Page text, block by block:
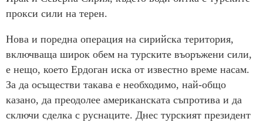
прокси сили на терен.
Нова и поредна операция на сирийска територия,
включваща широк обем на турските въоръжени сили,
е нещо, което Ердоган иска от известно време насам.
За да осъществи такава е необходимо, най-общо
казано, да преодолее американската съпротива и да
сключи сделка с руснаците. Днес турският президент